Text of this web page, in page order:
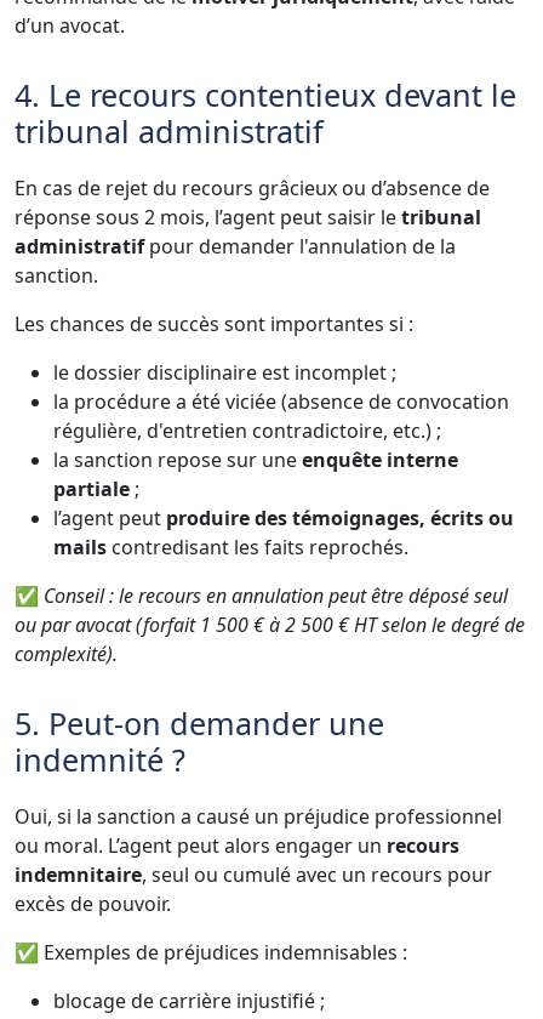
d’un avocat.
4. Le recours contentieux devant le
tribunal administratif
En cas de rejet du recours grâcieux ou d’absence de
réponse sous 2 mois, l’agent peut saisir letribunal
administratifpour demander l'annulation de la
sanction.
Les chances de succès sont importantes si :
le dossier disciplinaire est incomplet ;
la procédure a été viciée (absence de convocation
régulière, d'entretien contradictoire, etc.) ;
la sanction repose sur uneenquête interne
partiale ;
l’agent peut produire des témoignages, écrits ou
mails contredisant les faits reprochés.
✅ Conseil : le recours en annulation peut être déposé seul
ou par avocat (forfait 1 500 € à 2 500 € HT selon le degré de
complexité).
5. Peut-on demander une
indemnité ?
Oui, si la sanction a causé un préjudice professionnel
ou moral. L’agent peut alors engager un recours
indemnitaire, seul ou cumulé avec un recours pour
excès de pouvoir.
✅ Exemples de préjudices indemnisables :
blocage de carrière injustifié ;